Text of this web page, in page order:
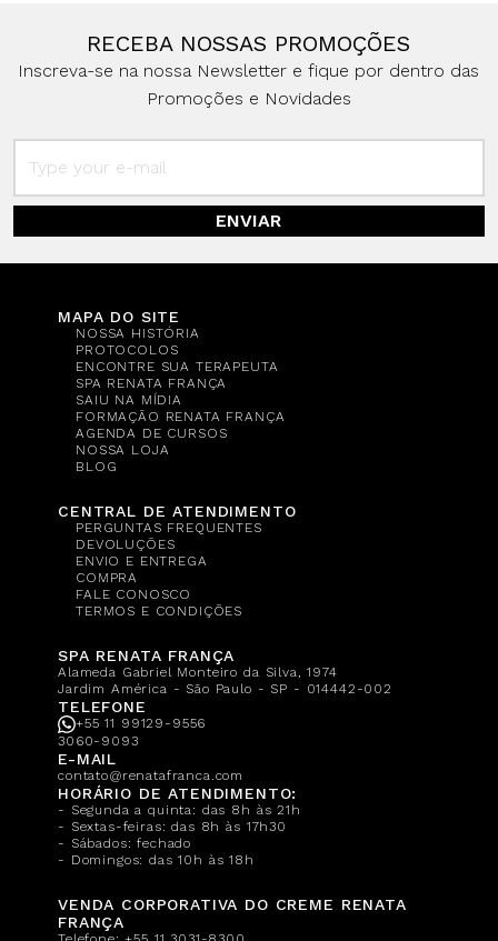
RECEBA NOSSAS PROMOÇÕES
Inscreva-se na nossa Newsletter e fique por dentro das
Promoções e Novidades
ENVIAR
MAPA DO SITE
NOSSA HISTÓRIA
PROTOCOLOS
ENCONTRE SUA TERAPEUTA
SPA RENATA FRANÇA
SAIU NA MÍDIA
FORMAÇÃO RENATA FRANÇA
AGENDA DE CURSOS
NOSSA LOJA
BLOG
CENTRAL DE ATENDIMENTO
PERGUNTAS FREQUENTES
DEVOLUÇÕES
ENVIO E ENTREGA
COMPRA
FALE CONOSCO
TERMOS E CONDIÇÕES
SPA RENATA FRANÇA
Alameda Gabriel Monteiro da Silva, 1974
Jardim América - São Paulo - SP - 014442-002
TELEFONE
+55 11 99129-9556
3060-9093
E-MAIL
contato@renatafranca.com
HORÁRIO DE ATENDIMENTO:
- Segunda a quinta: das 8h às 21h
- Sextas-feiras: das 8h às 17h30
- Sábados: fechado
- Domingos: das 10h às 18h
VENDA CORPORATIVA DO CREME RENATA
FRANÇA